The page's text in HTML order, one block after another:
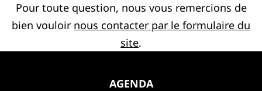
Pour toute question, nous vous remercions de
bien vouloir nous contacter par le formulaire du
site.
AGENDA